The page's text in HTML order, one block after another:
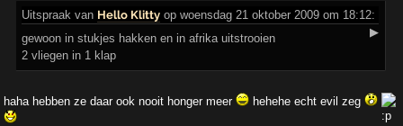
Uitspraak van Hello Klitty op woensdag 21 oktober 2009 om 18:12:
▶
gewoon in stukjes hakken en in afrika uitstrooien
2 vliegen in 1 klap
haha hebben ze daar ook nooit honger meer hehehe echt evil zeg